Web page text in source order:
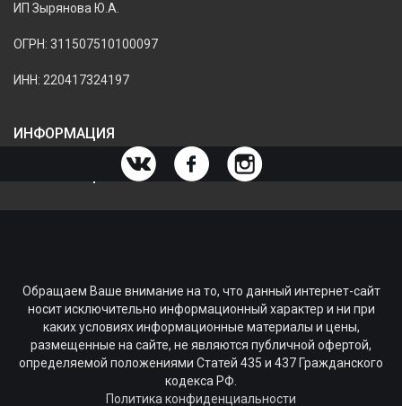
ИП Зырянова Ю.А.
ОГРН: 311507510100097
ИНН: 220417324197
ИНФОРМАЦИЯ
ИНФОРМАЦИЯ О МАГАЗИНЕ
Обращаем Ваше внимание на то, что данный интернет-сайт
носит исключительно информационный характер и ни при
каких условиях информационные материалы и цены,
размещенные на сайте, не являются публичной офертой,
определяемой положениями Статей 435 и 437 Гражданского
кодекса РФ.
Политика конфиденциальности